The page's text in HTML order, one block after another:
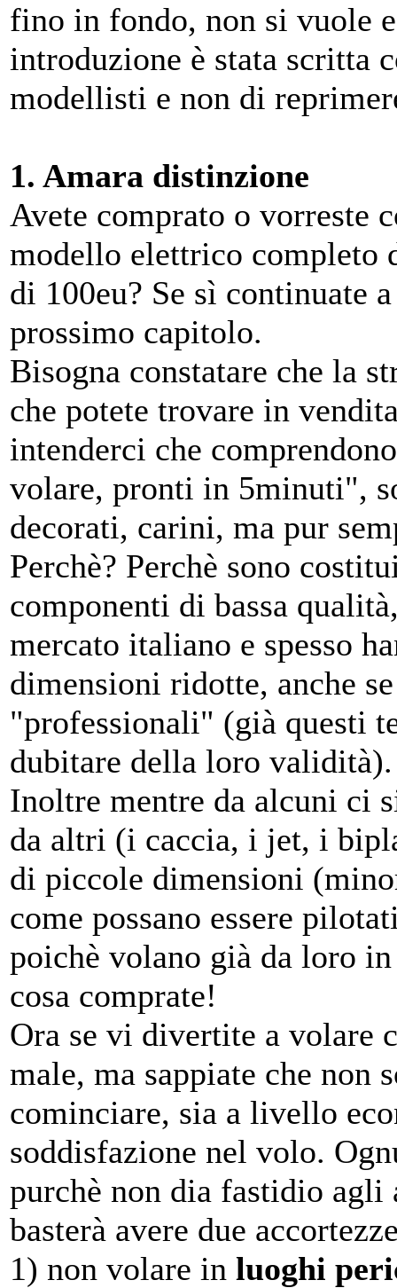
fino in fondo, non si vuole
introduzione è stata scritta
modellisti e non di
1. Amara distinzione
Avete comprato o vorreste
modello elettrico completo
di 100eu? Se sì continuate
prossimo capitolo.
Bisogna constatare che la
che potete trovare in
intenderci che
volare, pronti in 5minuti",
decorati, carini, ma pur
Perchè? Perchè sono
componenti di bassa
mercato italiano e spesso
dimensioni ridotte, anche
"professionali" (già questi
dubitare della loro validità).
Inoltre mentre da alcuni ci
da altri (i caccia, i jet, i
di piccole dimensioni
come possano essere
poichè volano già da loro
cosa comprate!
Ora se vi divertite a volare
male, ma sappiate che non
cominciare, sia a livello
soddisfazione nel volo.
purchè non dia fastidio
basterà avere due
1) non volare in luoghi